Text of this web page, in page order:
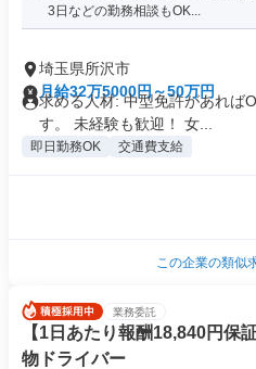
3日などの勤務相談もOK...
埼玉県所沢市
月給32万5000円～50万円
求める人材: 中型免許があれば
す。 未経験も歓迎！ 女...
即日勤務OK 交通費支給
この企業の類似
業務委託
【1日あたり報酬18,840円保
物ドライバー